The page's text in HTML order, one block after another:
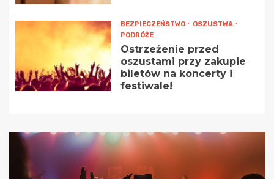
BEZPIECZEŃSTWO
OSZUSTWA
PODRÓŻE
Ostrzeżenie przed
oszustami przy zakupie
biletów na koncerty i
festiwale!